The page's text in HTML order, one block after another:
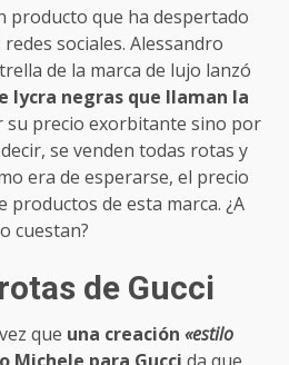
producto que ha despertado
sociales. Alessandro
de la marca de lujo lanzó
lycra negras que llaman la
su precio exorbitante sino por
se venden todas rotas y
era de esperarse, el precio
productos de esta marca. ¿A
cuestan?
de Gucci
que una creación «estilo